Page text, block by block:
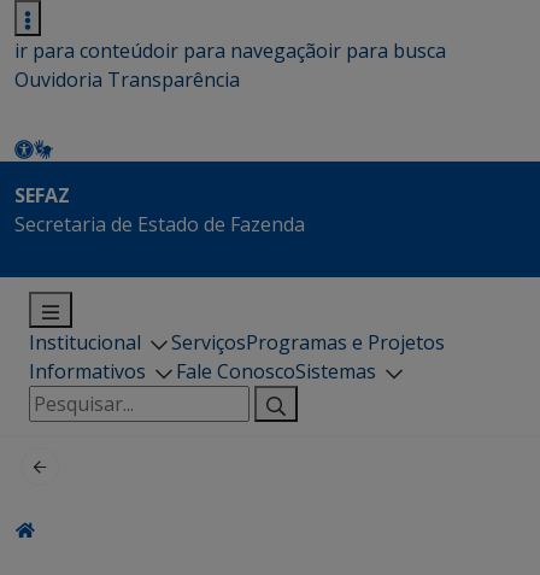
ir para conteúdoir para navegaçãoir para busca
Ouvidoria Transparência
SEFAZ
Secretaria de Estado de Fazenda
Institucional ServiçosProgramas e Projetos
Informativos
Fale ConoscoSistemas
Pesquisar
por: